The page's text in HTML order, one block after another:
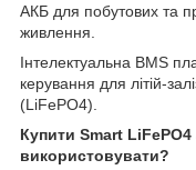
АКБ для побутових та
живлення.
Інтелектуальна BMS
керування для літій-
(LiFePO4).
Купити Smart LiFePO4
використовувати?